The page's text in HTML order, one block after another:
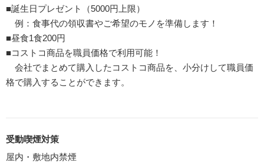
■誕生日プレゼント（5000円上限）
例：食事代の領収書やご希望のモノを準備します！
■昼食1食200円
■コストコ商品を職員価格で利用可能！
会社でまとめて購入したコストコ商品を、小分けして職員価
格で購入することができます。
受動喫煙対策
屋内・敷地内禁煙